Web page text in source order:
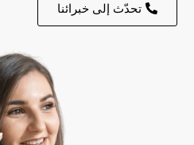
تحدّث إلى خبرائنا